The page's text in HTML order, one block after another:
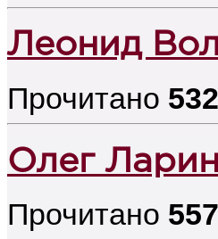
Леонид
Прочитано
Олег
Прочитано